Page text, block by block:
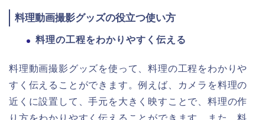
料理動画撮影グッズの役立つ使い方
料理の工程をわかりやすく伝える
料理動画撮影グッズを使って、料理の工程をわかりや
すく伝えることができます。例えば、カメラを料理の
近くに設置して、手元を大きく映すことで、料理の作
り方をわかりやすく伝えることができます。また、料